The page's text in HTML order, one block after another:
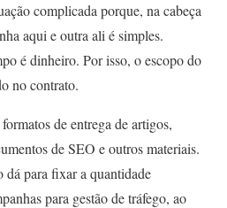
complicada porque, na cabeça
aqui e outra ali é simples.
é dinheiro. Por isso, o escopo do
no contrato.
de entrega de artigos,
de SEO e outros materiais.
dá para fixar a quantidade
para gestão de tráfego, ao